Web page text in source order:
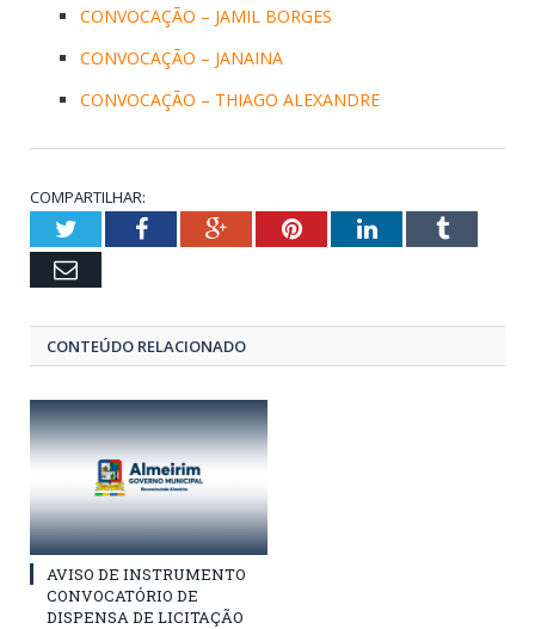
CONVOCAÇÃO – JAMIL BORGES
CONVOCAÇÃO – JANAINA
CONVOCAÇÃO – THIAGO ALEXANDRE
COMPARTILHAR:
TwitterFacebookGoogle+PinterestLinkedInTumblr
Email
CONTEÚDO RELACIONADO
AVISO DE INSTRUMENTO
CONVOCATÓRIO DE
DISPENSA DE LICITAÇÃO